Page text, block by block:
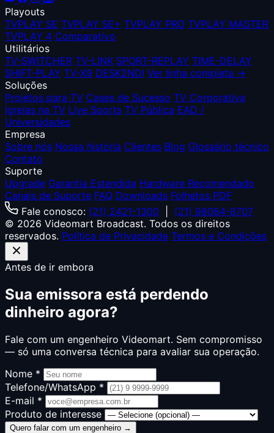
Playouts
TVPLAY SE TVPLAY SE+ TVPLAY PRO TVPLAY MASTER
TVPLAY 4 Comparativo
Utilitários
TV-SWITCHER TV-LINK SPORT-REPLAY TIME-DELAY
SHIFT-PLAY TV-X9 DESK2NDI Ver linha completa →
Soluções
Projetos para TV Cases de Sucesso TV Corporativa
Igrejas na TV Live Sports TV Pública EAD /
Universidades
Empresa
Sobre nós Nossa história Clientes Blog Glossário técnico
Contato
Suporte
Upgrade Garantia Estendida Hardware Recomendado
Canais de Suporte FAQ Downloads Folhetos PDF
Fale conosco: (21) 2421-1300
(21) 98084-8707
© 2026 Videomart Broadcast. Todos os direitos
reservados. Política de Privacidade Termos e Condições
Antes de ir embora
Sua emissora está perdendo
dinheiro agora?
Fale com um engenheiro Videomart. Sem compromisso
— só uma conversa técnica para avaliar sua operação.
Nome *
Telefone/WhatsApp *
E-mail *
Produto de interesse
Quero falar com um engenheiro →